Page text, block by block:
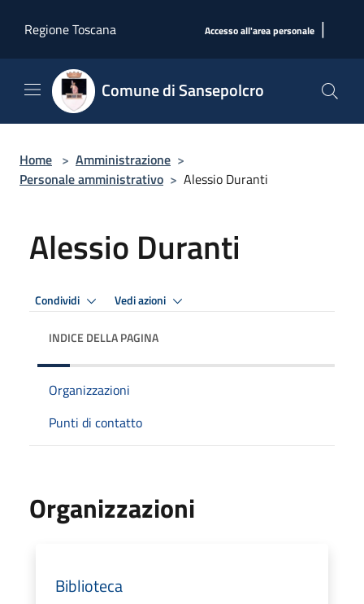
Regione Toscana
Accesso all'area personale |
Comune di Sansepolcro
Home > Amministrazione >
Personale amministrativo > Alessio Duranti
Alessio Duranti
Condividi Vedi azioni
INDICE DELLA PAGINA
Organizzazioni
Punti di contatto
Organizzazioni
Biblioteca